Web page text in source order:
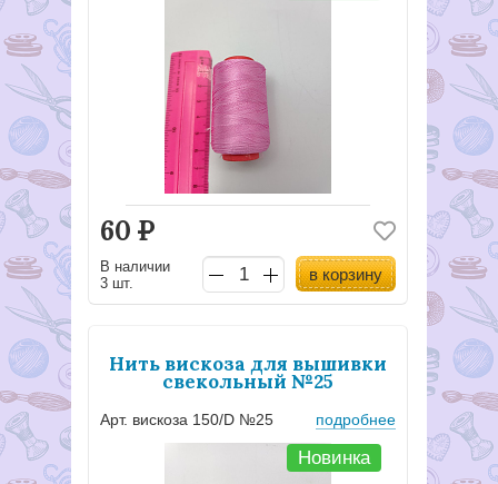
60 Р
В наличии
3 шт.
в корзину
Нить вискоза для вышивки
свекольный №25
Арт. вискоза 150/D №25 подробнее
Новинка